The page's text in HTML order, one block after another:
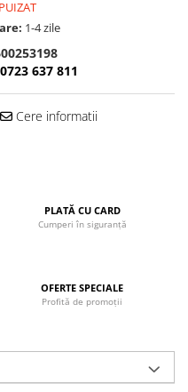
1-4 zile
0723 637 811
Cere informatii
PLATĂ CU CARD
Cumperi în siguranță
OFERTE SPECIALE
Profită de promoții